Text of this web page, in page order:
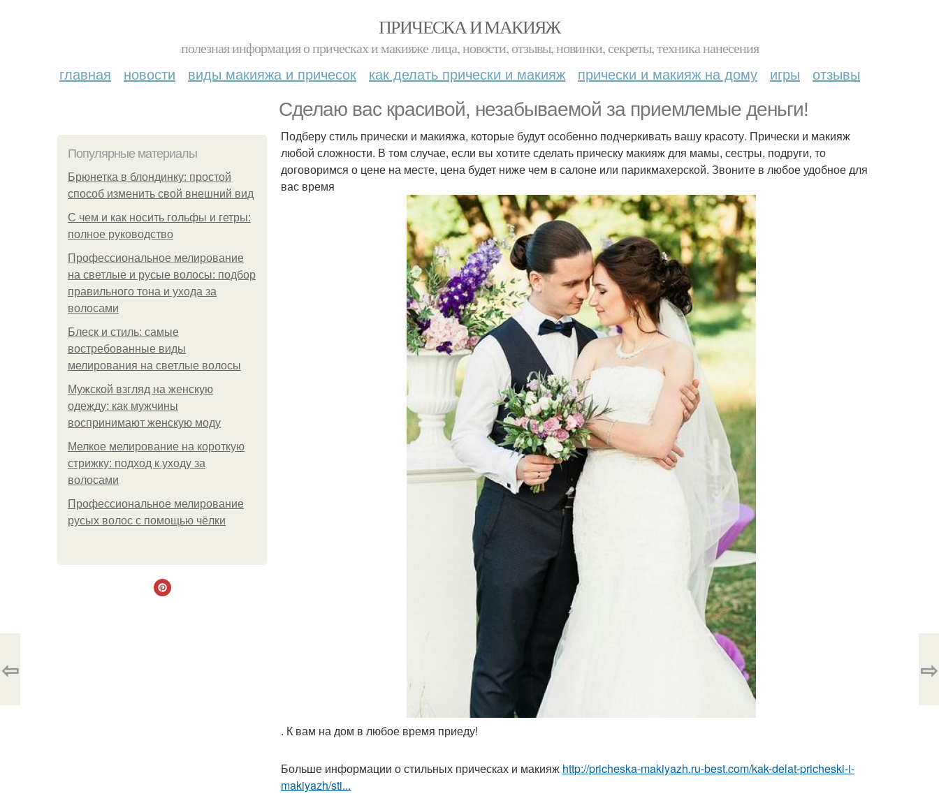
ПРИЧЕСКА И МАКИЯЖ
полезная информация о прическах и макияже лица, новости, отзывы, новинки, секреты, техника нанесения
главная новости виды макияжа и причесок как делать прически и макияж прически и макияж на дому игры отзывы
Сделаю вас красивой, незабываемой за приемлемые деньги!
Популярные материалы
Брюнетка в блондинку: простой
способ изменить свой внешний вид
С чем и как носить гольфы и гетры:
полное руководство
Профессиональное мелирование
на светлые и русые волосы: подбор
правильного тона и ухода за
волосами
Блеск и стиль: самые
востребованные виды
мелирования на светлые волосы
Мужской взгляд на женскую
одежду: как мужчины
воспринимают женскую моду
Мелкое мелирование на короткую
стрижку: подход к уходу за
волосами
Профессиональное мелирование
русых волос с помощью чёлки
Подберу стиль прически и макияжа, которые будут особенно подчеркивать вашу красоту. Прически и макияж
любой сложности. В том случае, если вы хотите сделать прическу макияж для мамы, сестры, подруги, то
договоримся о цене на месте, цена будет ниже чем в салоне или парикмахерской. Звоните в любое удобное для
вас время
. К вам на дом в любое время приеду!
Больше информации о стильных прическах и макияж http://pricheska-makiyazh.ru-best.com/kak-delat-pricheski-i-
makiyazh/sti...
⇦ ⇨